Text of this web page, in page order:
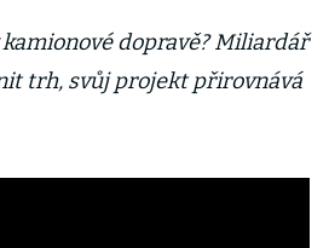
kamionové dopravě? Miliardář
trh, svůj projekt přirovnává